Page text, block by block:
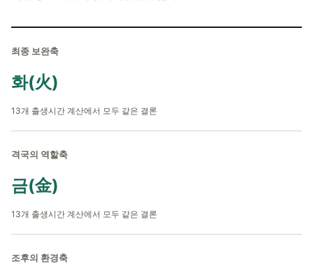
최종 보완축
화(火)
13개 출생시간 계산에서 모두 같은 결론
격국의 역할축
금(金)
13개 출생시간 계산에서 모두 같은 결론
조후의 환경축